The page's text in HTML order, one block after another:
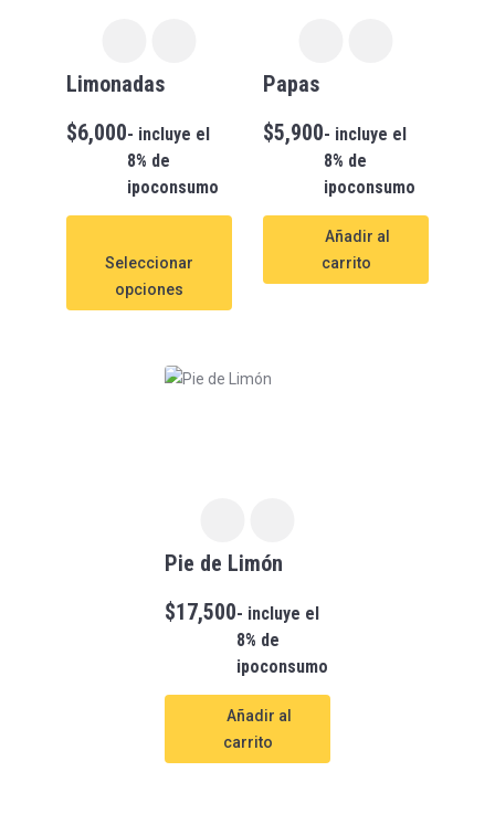
Limonadas
$6,000- incluye el
8% de
ipoconsumo
Seleccionar
opciones
Papas
$5,900- incluye el
8% de
ipoconsumo
Añadir al
carrito
Pie de Limón
$17,500- incluye el
8% de
ipoconsumo
Añadir al
carrito